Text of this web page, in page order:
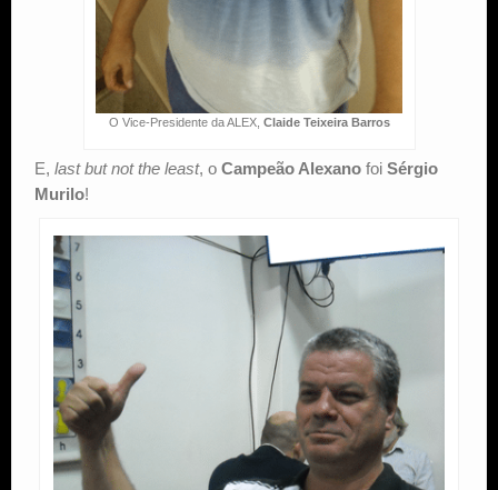
O Vice-Presidente da ALEX, Claide Teixeira Barros
E, last but not the least, o Campeão Alexano foi Sérgio
Murilo!